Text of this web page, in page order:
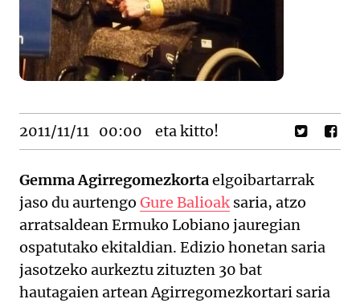
2011/11/11 00:00 eta kitto!
Gemma Agirregomezkortaelgoibartarrak
jaso du aurtengo Gure Balioaksaria, atzo
arratsaldean Ermuko Lobiano jauregian
ospatutako ekitaldian. Edizio honetan saria
jasotzeko aurkeztu zituzten 30 bat
hautagaien artean Agirregomezkortari saria